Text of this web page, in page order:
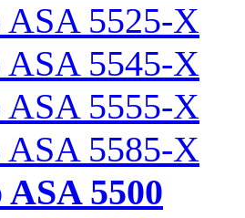
ASA 5525-X
ASA 5545-X
ASA 5555-X
ASA 5585-X
ASA 5500